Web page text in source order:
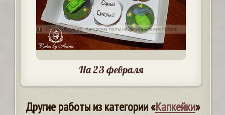
На 23 февраля
Другие работы из категории «Капкейки»